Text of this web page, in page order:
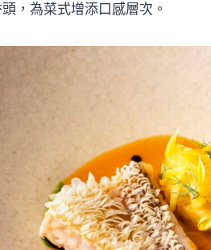
，為菜式增添口感層次。